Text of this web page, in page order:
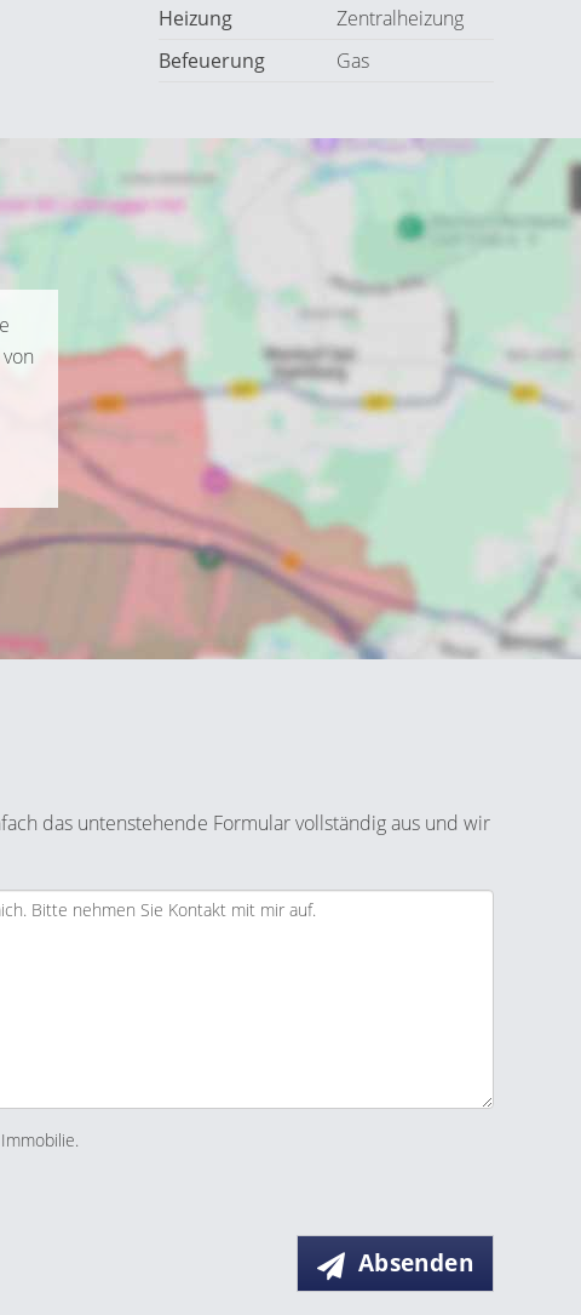
Heizung
Zentralheizung
Befeuerung
Gas
das untenstehende Formular vollständig aus und wir
Absenden